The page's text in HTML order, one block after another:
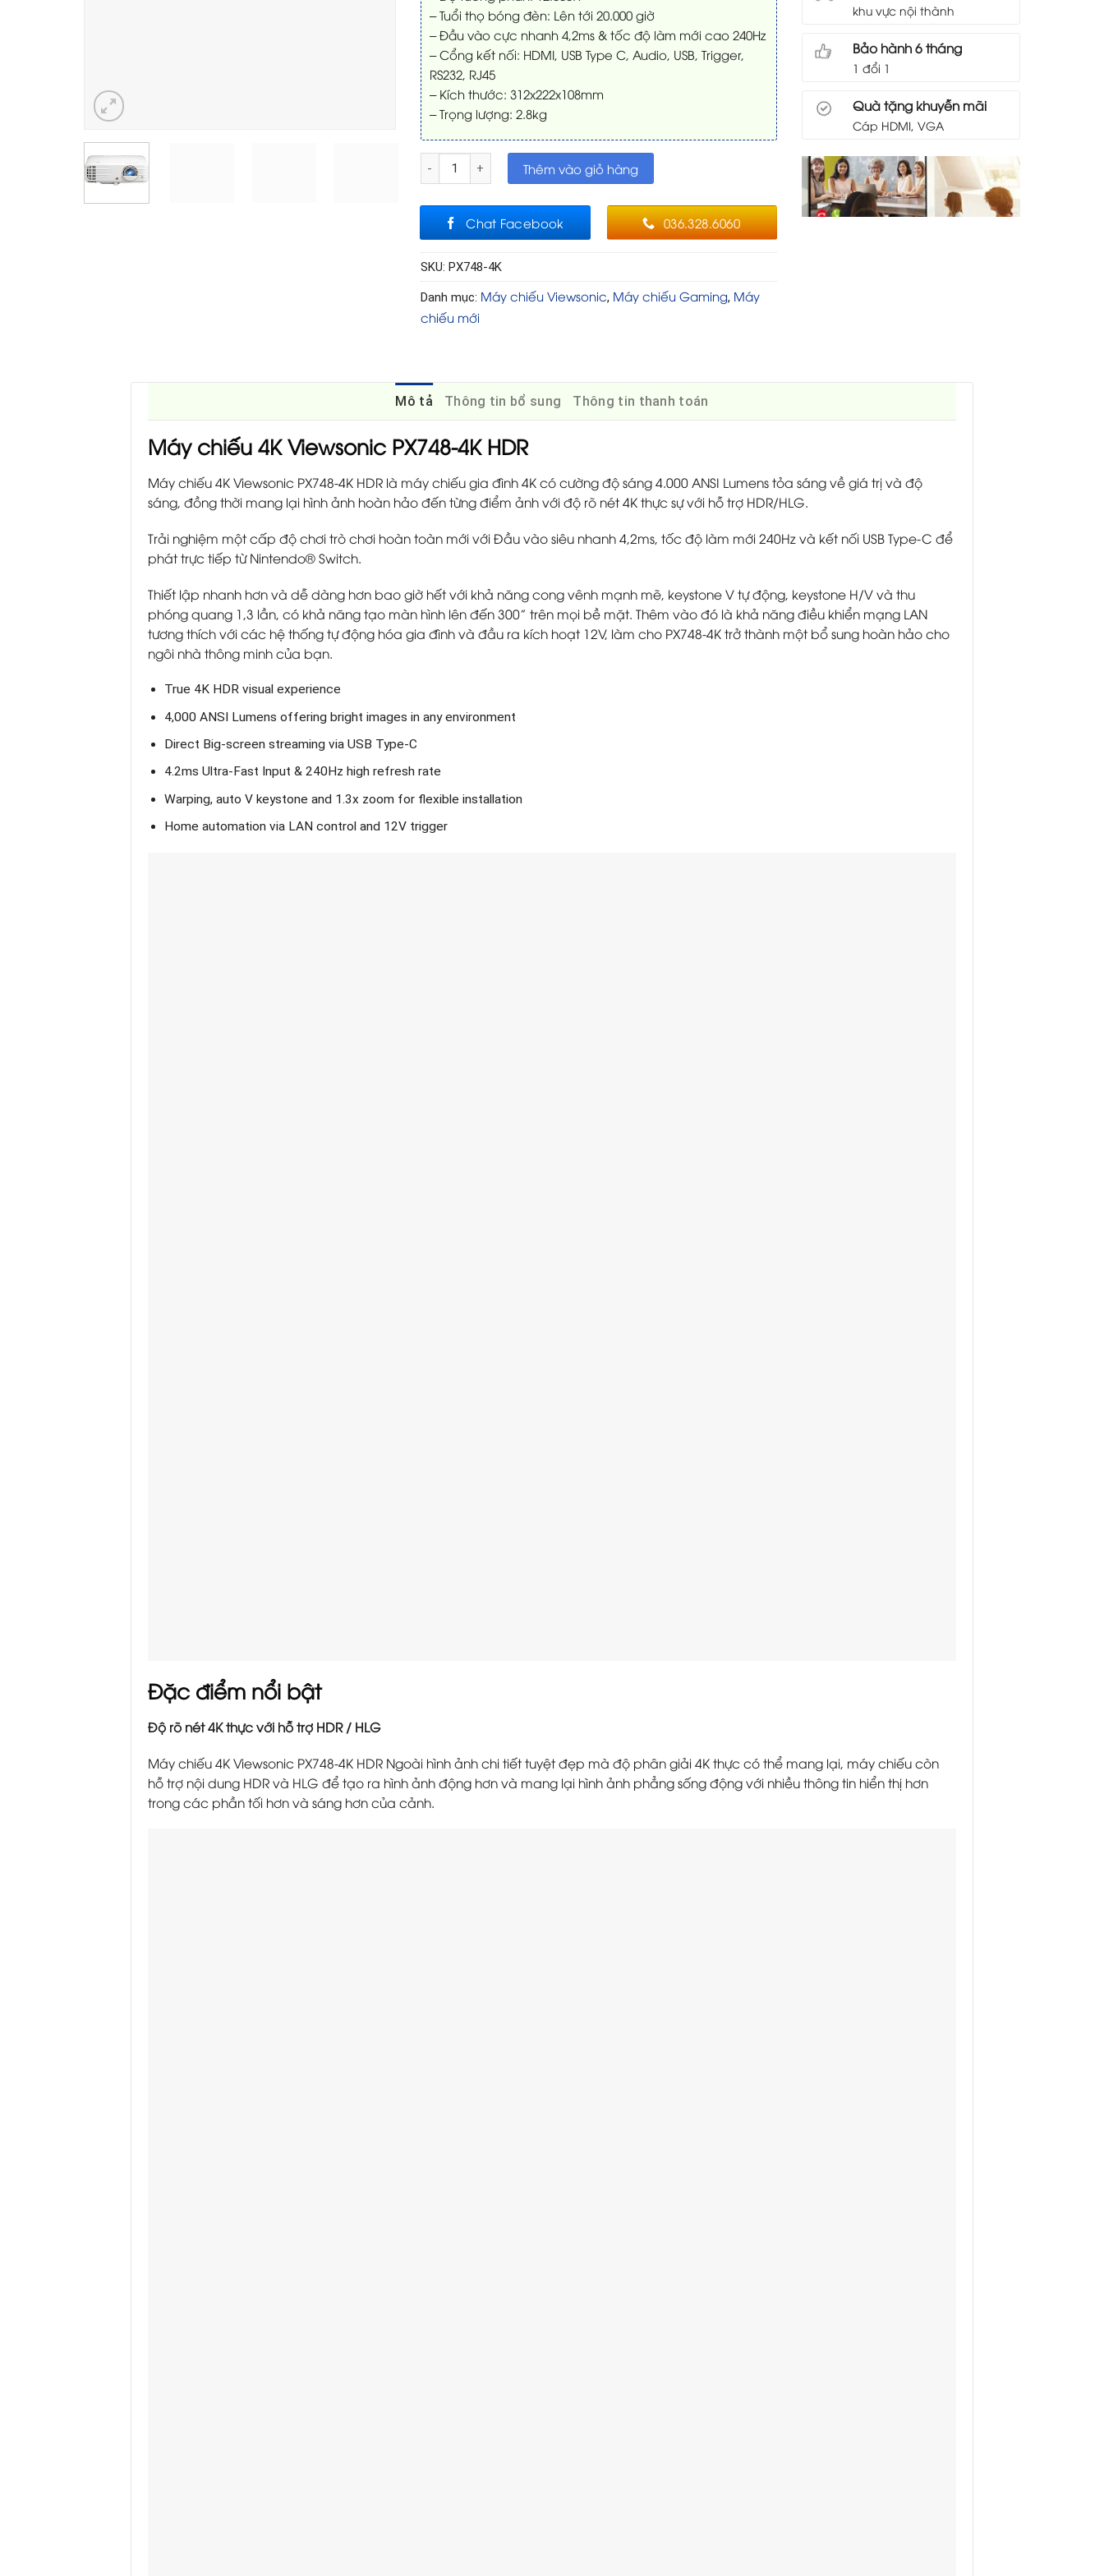
– Tuổi thọ bóng đèn: Lên tới 20.000 giờ
– Đầu vào cực nhanh 4,2ms & tốc độ làm mới cao 240Hz
– Cổng kết nối: HDMI, USB Type C, Audio, USB, Trigger,
RS232, RJ45
– Kích thước: 312x222x108mm
– Trọng lượng: 2.8kg
Máy chiếu 4K Viewsonic PX748-4K HDR số lượng
Thêm vào giỏ hàng
Chat Facebook 036.328.6060
SKU: PX748-4K
Danh mục: Máy chiếu Viewsonic, Máy chiếu Gaming, Máy
chiếu mới
khu vực nội thành
Bảo hành 6 tháng
1 đổi 1
Quà tặng khuyễn mãi
Cáp HDMI, VGA
Mô tả Thông tin bổ sung Thông tin thanh toán
Máy chiếu 4K Viewsonic PX748-4K HDR
Máy chiếu 4K Viewsonic PX748-4K HDR là máy chiếu gia đình 4K có cường độ sáng 4.000 ANSI Lumens tỏa sáng về giá trị và độ
sáng, đồng thời mang lại hình ảnh hoàn hảo đến từng điểm ảnh với độ rõ nét 4K thực sự với hỗ trợ HDR/HLG.
Trải nghiệm một cấp độ chơi trò chơi hoàn toàn mới với Đầu vào siêu nhanh 4,2ms, tốc độ làm mới 240Hz và kết nối USB Type-C để
phát trực tiếp từ Nintendo® Switch.
Thiết lập nhanh hơn và dễ dàng hơn bao giờ hết với khả năng cong vênh mạnh mẽ, keystone V tự động, keystone H/V và thu
phóng quang 1,3 lần, có khả năng tạo màn hình lên đến 300” trên mọi bề mặt. Thêm vào đó là khả năng điều khiển mạng LAN
tương thích với các hệ thống tự động hóa gia đình và đầu ra kích hoạt 12V, làm cho PX748-4K trở thành một bổ sung hoàn hảo cho
ngôi nhà thông minh của bạn.
True 4K HDR visual experience
4,000 ANSI Lumens offering bright images in any environment
Direct Big-screen streaming via USB Type-C
4.2ms Ultra-Fast Input & 240Hz high refresh rate
Warping, auto V keystone and 1.3x zoom for flexible installation
Home automation via LAN control and 12V trigger
Đặc điểm nổi bật
Độ rõ nét 4K thực với hỗ trợ HDR / HLG
Máy chiếu 4K Viewsonic PX748-4K HDR Ngoài hình ảnh chi tiết tuyệt đẹp mà độ phân giải 4K thực có thể mang lại, máy chiếu còn
hỗ trợ nội dung HDR và HLG để tạo ra hình ảnh động hơn và mang lại hình ảnh phẳng sống động với nhiều thông tin hiển thị hơn
trong các phần tối hơn và sáng hơn của cảnh.